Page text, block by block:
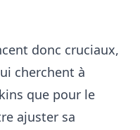
donc cruciaux,
cherchent à
que pour le
ajuster sa